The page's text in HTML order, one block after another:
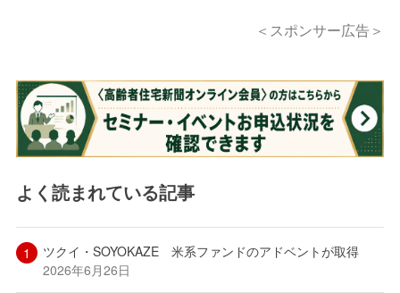
＜スポンサー広告＞
よく読まれている記事
ツクイ・SOYOKAZE 米系ファンドのアドベントが取得
2026年6月26日